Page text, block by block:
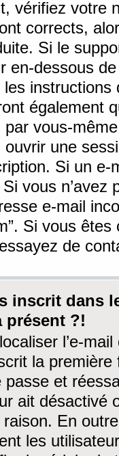
vérifiez votre
corrects,
Si le
en-dessous
également
vous-
ouvrir une
Si un
vous n’avez
e-mail
Si vous
de
inscrit dans
présent ?!
l’e-
la première
et
ait désactivé
En
les